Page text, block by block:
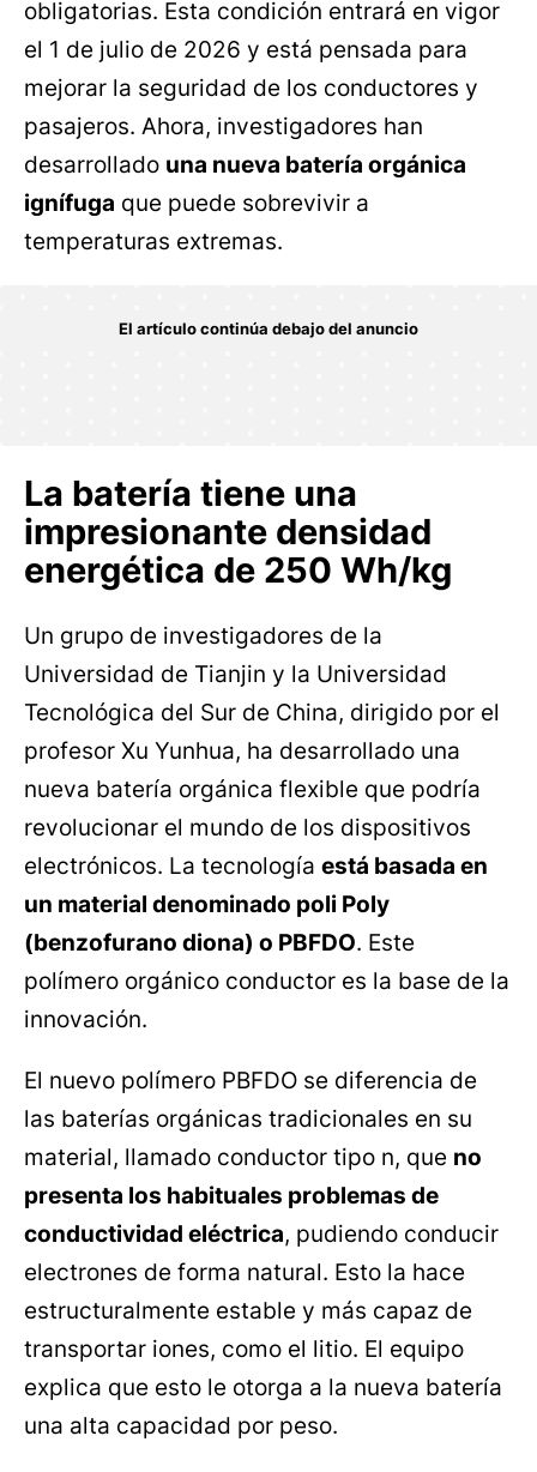
obligatorias. Esta condición entrará en vigor
el 1 de julio de 2026 y está pensada para
mejorar la seguridad de los conductores y
pasajeros. Ahora, investigadores han
desarrollado una nueva batería orgánica
ignífuga que puede sobrevivir a
temperaturas extremas.
La batería tiene una
impresionante densidad
energética de 250 Wh/kg
Un grupo de investigadores de la
Universidad de Tianjin y la Universidad
Tecnológica del Sur de China, dirigido por el
profesor Xu Yunhua, ha desarrollado una
nueva batería orgánica flexible que podría
revolucionar el mundo de los dispositivos
electrónicos. La tecnología está basada en
un material denominado poli Poly
(benzofurano diona) o PBFDO. Este
polímero orgánico conductor es la base de la
innovación.
El nuevo polímero PBFDO se diferencia de
las baterías orgánicas tradicionales en su
material, llamado conductor tipo n, que no
presenta los habituales problemas de
conductividad eléctrica, pudiendo conducir
electrones de forma natural. Esto la hace
estructuralmente estable y más capaz de
transportar iones, como el litio. El equipo
explica que esto le otorga a la nueva batería
una alta capacidad por peso.